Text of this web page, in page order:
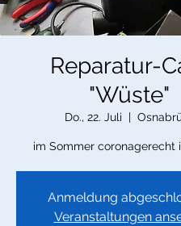
Reparatur-
"Wüste"
Do., 22. Juli
  |
im Sommer coronagerecht
Anmeldung
Veranstaltungen